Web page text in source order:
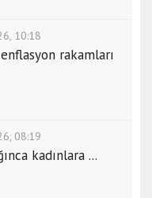
10:18
rakamları
08:19
kadınlara ...